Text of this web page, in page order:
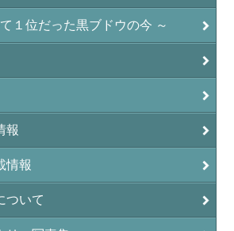
１位だった黒ブドウの今 ～
報
情報
ついて